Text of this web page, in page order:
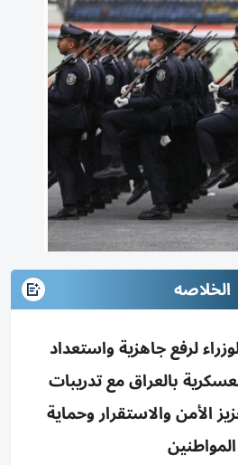
الخلاصه
لرفع جاهزية واستعداد
بالعراق مع تدريبات
الأمن والاستقرار وحماية
المواطنين